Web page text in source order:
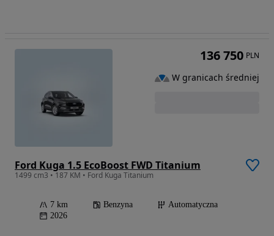
Ford Kuga 1.5 EcoBoost FWD Titanium
1499 cm3 • 187 KM • Ford Kuga Titanium
7 km Benzyna
Automatyczna
2026
136 750 PLN
W granicach średniej